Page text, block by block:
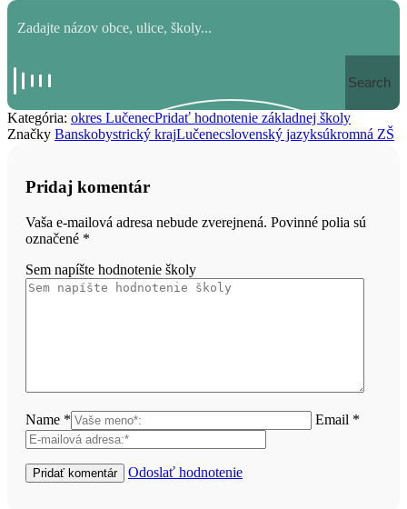
Search
Kategória: okres LučenecPridať hodnotenie základnej školy
Značky Banskobystrický krajLučenecslovenský jazyksúkromná ZŠ
Pridaj komentár
Vaša e-mailová adresa nebude zverejnená. Povinné polia sú
označené *
Sem napíšte hodnotenie školy
Name * Email *
Odoslať hodnotenie